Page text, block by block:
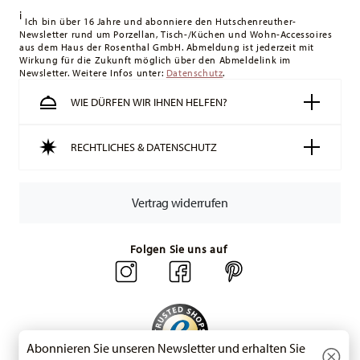
Lieferung erfolgt versandkostenfrei.
Schweiz:Lieferungen in die Schweiz sind ab 49,90 CHF
versandkostenfrei. Unter einem Bestellwert von 49,90 CHF
liegen die Versandkosten bei 36,90 CHF.
Tracking:
Sie erhalten per E-Mail einen Trackingcode, sobald
Ihr Paket auf die Reise geht.
vorrätige Artikel. Sie können die Lieferzeiten in andere
Retourenservice.
i Ich bin über 16 Jahre und abonniere den Hutschenreuther-
Newsletter rund um Porzellan, Tisch-/Küchen und Wohn-Accessoires
aus dem Haus der Rosenthal GmbH. Abmeldung ist jederzeit mit
Wirkung für die Zukunft möglich über den Abmeldelink im
Newsletter. Weitere Infos unter: Datenschutz.
WIE DÜRFEN WIR IHNEN HELFEN?
RECHTLICHES & DATENSCHUTZ
Vertrag widerrufen
Folgen Sie uns auf
Abonnieren Sie unseren Newsletter und erhalten Sie